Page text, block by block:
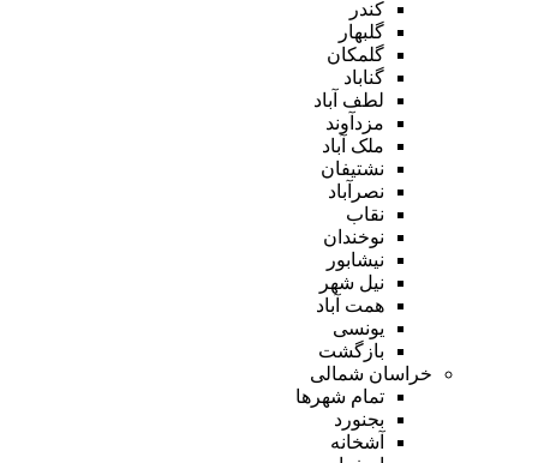
کندر
گلبهار
گلمکان
گناباد
لطف آباد
مزدآوند
ملک آباد
نشتیفان
نصرآباد
نقاب
نوخندان
نیشابور
نیل شهر
همت آباد
یونسی
بازگشت
خراسان شمالی
تمام شهر‌ها
بجنورد
آشخانه